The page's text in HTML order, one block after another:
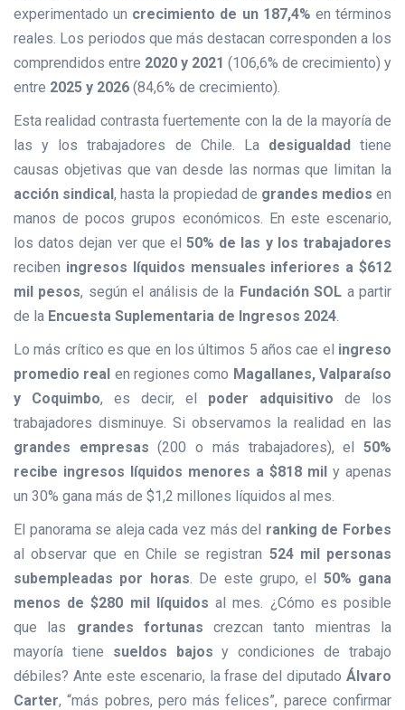
experimentado un crecimiento de un 187,4% en términos
reales. Los periodos que más destacan corresponden a los
comprendidos entre 2020 y 2021 (106,6% de crecimiento) y
entre 2025 y 2026 (84,6% de crecimiento).
Esta realidad contrasta fuertemente con la de la mayoría de
las y los trabajadores de Chile. La desigualdad
tiene
causas objetivas que van desde las normas que limitan la
acción sindical, hasta la propiedad de grandes medios en
manos de pocos grupos económicos. En este escenario,
los datos dejan ver que el50% de las y los trabajadores
reciben ingresos líquidos mensuales inferiores a $612
mil pesos, según el análisis de la Fundación SOL a partir
de la Encuesta Suplementaria de Ingresos 2024.
Lo más crítico es que en los últimos 5 años cae el ingreso
promedio real en regiones como Magallanes, Valparaíso
y Coquimbo, es decir, el poder adquisitivo de los
trabajadores disminuye. Si observamos la realidad en las
grandes empresas (200 o más trabajadores), el50%
recibe ingresos líquidos menores a $818 mil y apenas
un 30% gana más de $1,2 millones líquidos al mes.
El panorama se aleja cada vez más del ranking de Forbes
al observar que en Chile se registran 524 mil personas
subempleadas por horas. De este grupo, el 50% gana
menos de $280 mil líquidos al mes. ¿Cómo es posible
que las grandes fortunas crezcan tanto mientras la
mayoría tiene sueldos bajos y condiciones de trabajo
débiles? Ante este escenario, la frase del diputado Álvaro
Carter, “más pobres, pero más felices”, parece confirmar